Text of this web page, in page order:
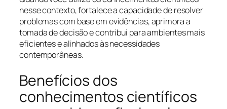
nesse contexto, fortalece a capacidade de resolver
problemas com base em evidências, aprimora a
tomada de decisão e contribui para ambientes mais
eficientes e alinhados às necessidades
contemporâneas.
Benefícios dos
conhecimentos científicos